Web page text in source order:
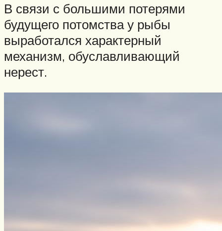
В связи с большими потерями
будущего потомства у рыбы
выработался характерный
механизм, обуславливающий
нерест.